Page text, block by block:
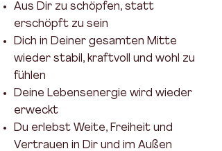
Aus Dir zu schöpfen, statt
erschöpft zu sein
Dich in Deiner gesamten Mitte
wieder stabil, kraftvoll und wohl zu
fühlen
Deine Lebensenergie wird wieder
erweckt
Du erlebst Weite, Freiheit und
Vertrauen in Dir und im Außen